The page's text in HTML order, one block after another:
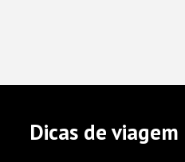
Dicas de viagem